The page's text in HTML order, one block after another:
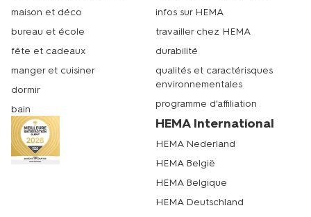
maison et déco
bureau et école
fête et cadeaux
manger et cuisiner
dormir
bain
infos sur HEMA
travailler chez HEMA
durabilité
qualités et caractérisques
environnementales
programme d'affiliation
HEMA International
HEMA Nederland
HEMA België
HEMA Belgique
HEMA Deutschland